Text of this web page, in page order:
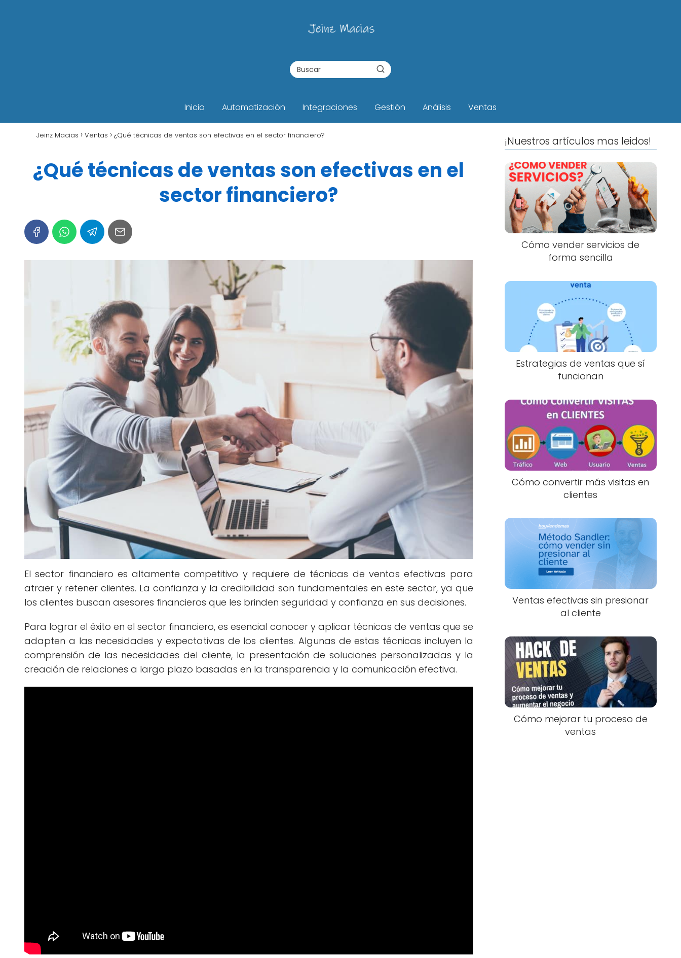
Inicio Automatización Integraciones Gestión Análisis Ventas
Jeinz Macias Ventas ¿Qué técnicas de ventas son efectivas en el sector financiero?
¿Qué técnicas de ventas son efectivas en el
sector financiero?
El sector financiero es altamente competitivo y requiere de técnicas de ventas efectivas para
atraer y retener clientes. La confianza y la credibilidad son fundamentales en este sector, ya que
los clientes buscan asesores financieros que les brinden seguridad y confianza en sus decisiones.
Para lograr el éxito en el sector financiero, es esencial conocer y aplicar técnicas de ventas que se
adapten a las necesidades y expectativas de los clientes. Algunas de estas técnicas incluyen la
comprensión de las necesidades del cliente, la presentación de soluciones personalizadas y la
creación de relaciones a largo plazo basadas en la transparencia y la comunicación efectiva.
¡Nuestros artículos mas leidos!
Cómo vender servicios de
forma sencilla
Estrategias de ventas que sí
funcionan
Cómo convertir más visitas en
clientes
Ventas efectivas sin presionar
al cliente
Cómo mejorar tu proceso de
ventas